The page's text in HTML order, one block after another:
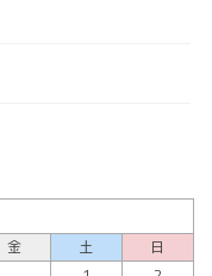
金 土
日